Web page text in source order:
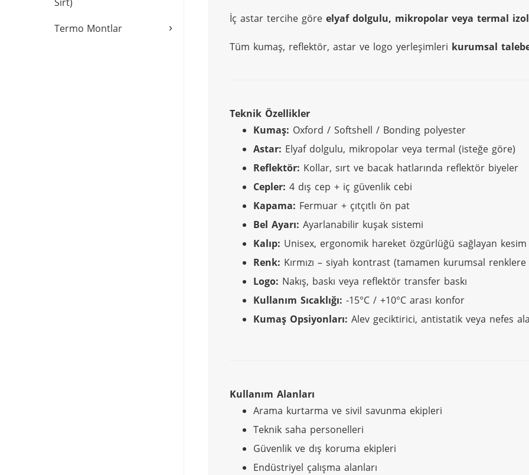
›
Termo Montlar
İç astar tercihe göre elyaf dolgulu, mikropolar veya termal
Tüm kumaş, reflektör, astar ve logo yerleşimleri kurumsal
Teknik Özellikler
Kumaş: Oxford / Softshell / Bonding polyester
Astar: Elyaf dolgulu, mikropolar veya termal (isteğe göre)
Reflektör: Kollar, sırt ve bacak hatlarında reflektör biyeler
Cepler: 4 dış cep + iç güvenlik cebi
Kapama: Fermuar + çıtçıtlı ön pat
Bel Ayarı: Ayarlanabilir kuşak sistemi
Kalıp: Unisex, ergonomik hareket özgürlüğü sağlayan kesim
Renk: Kırmızı – siyah kontrast (tamamen kurumsal
Logo: Nakış, baskı veya reflektör transfer baskı
Kullanım Sıcaklığı: -15°C / +10°C arası konfor
Kumaş Opsiyonları: Alev geciktirici, antistatik veya nefes
Kullanım Alanları
Arama kurtarma ve sivil savunma ekipleri
Teknik saha personelleri
Güvenlik ve dış koruma ekipleri
Endüstriyel çalışma alanları